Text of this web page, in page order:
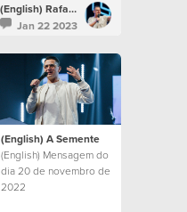
(English) Rafael Bitencourt
Jan 22 2023
(English) A Semente
(English) Mensagem do
dia 20 de novembro de
2022